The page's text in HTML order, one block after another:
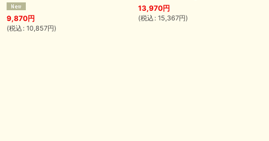
9,870円
(税込 : 10,857円)
13,970円
(税込 : 15,367円)